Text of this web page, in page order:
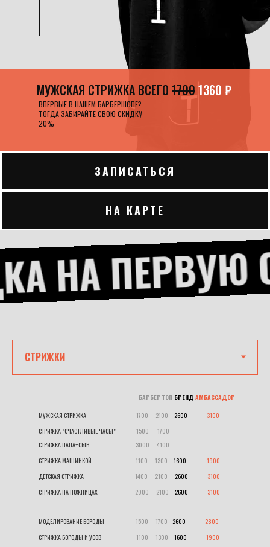
МУЖСКАЯ СТРИЖКА ВСЕГО 17001360 ₽
ВПЕРВЫЕ В НАШЕМ БАРБЕРШОПЕ?
ТОГДА ЗАБИРАЙТЕ СВОЮ СКИДКУ
20%
ЗАПИСАТЬСЯ
НА КАРТЕ
НА ПЕРВУЮ
БАРБЕР ТОП БРЕНД АМБАССАДОР
1500 1700 - -
СТРИЖКА "СЧАСТЛИВЫЕ ЧАСЫ"
1700 2100 2600 3100
МУЖСКАЯ СТРИЖКА
3000 4100 - -
СТРИЖКА ПАПА+СЫН
1100
1300 1600 1900
СТРИЖКА МАШИНКОЙ
1400
2100 2600 3100
ДЕТСКАЯ СТРИЖКА
2000
2100 2600 3100
СТРИЖКА НА НОЖНИЦАХ
1100 1300 1600
1900
1500 1700 2600
2800
СТРИЖКА БОРОДЫ И УСОВ
МОДЕЛИРОВАНИЕ БОРОДЫ